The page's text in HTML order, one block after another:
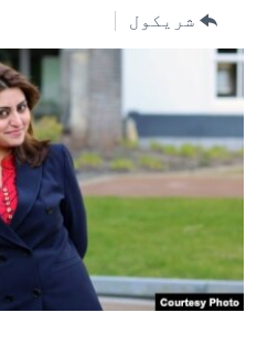
دلته
مخکې
مرکزي
لټون
دلته
مخکې
امریکا
نړۍ
افغانستان
داعش او تندروي
ټې وي
اداریه
Learning English
شریکول